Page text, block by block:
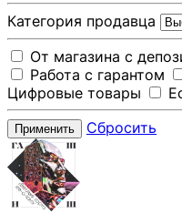
Категория продавца
От магазина с
Работа с гарантом
Цифровые товары
Применить Сбросить